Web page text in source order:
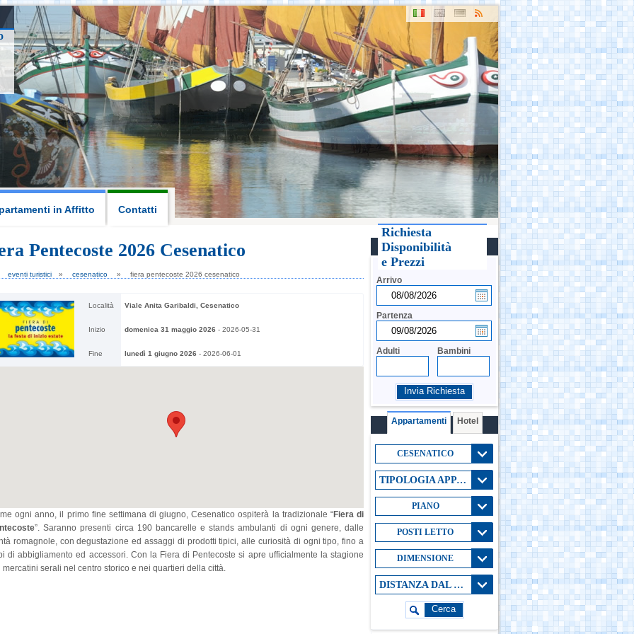
in Affitto Contatti
Lorenzo 2026, fuochi
Cervia
10
AGO
2026
11
AGO
2026
2026-08-10
libera Cervia
Pentecoste 2026 Cesenatico
eventi turistici cesenatico fiera pentecoste 2026 cesenatico
Località Viale Anita Garibaldi, Cesenatico
Inizio domenica 31 maggio 2026 - 2026-05-31
Fine lunedì 1 giugno 2026 - 2026-06-01
ogni anno, il primo fine settimana di giugno, Cesenatico ospiterà la tradizionale “Fiera di
”. Saranno presenti circa 190 bancarelle e stands ambulanti di ogni genere, dalle
romagnole, con degustazione ed assaggi di prodotti tipici, alle curiosità di ogni tipo, fino a
di abbigliamento ed accessori. Con la Fiera di Pentecoste si apre ufficialmente la stagione
mercatini serali nel centro storico e nei quartieri della città.
Richiesta
Disponibilità
e Prezzi
Arrivo
Partenza
Adulti Bambini
Invia Richiesta
Appartamenti Hotel
CESENATICO
TIPOLOGIA APPARTAMENTO
PIANO
POSTI LETTO
DIMENSIONE
DISTANZA DAL MARE
Cerca